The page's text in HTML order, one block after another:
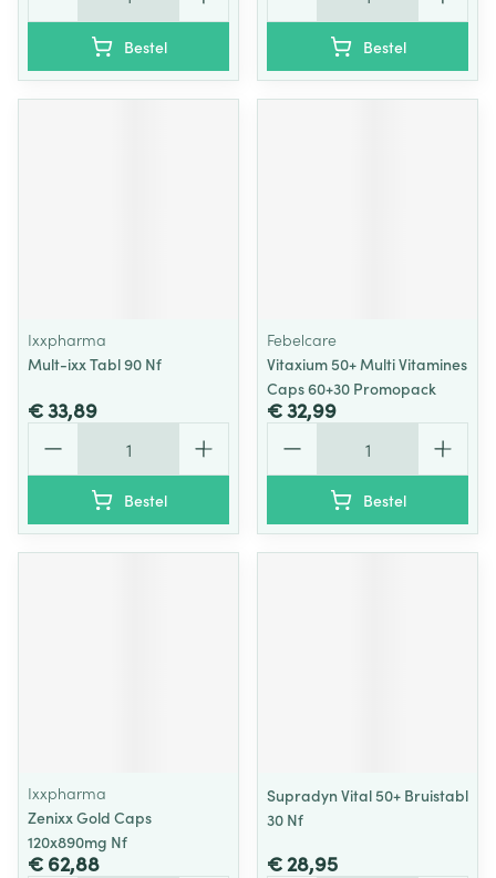
Bestel Bestel
Ixxpharma
Mult-ixx Tabl 90 Nf
€ 33,89
Bestel
Febelcare
Vitaxium 50+ Multi Vitamines
Caps 60+30 Promopack
€ 32,99
Bestel
Ixxpharma
Zenixx Gold Caps
120x890mg Nf
€ 62,88
Supradyn Vital 50+ Bruistabl
30 Nf
€ 28,95